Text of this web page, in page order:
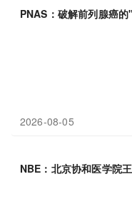
PNAS：破解前列腺癌
2026-08-05
NBE：北京协和医学院